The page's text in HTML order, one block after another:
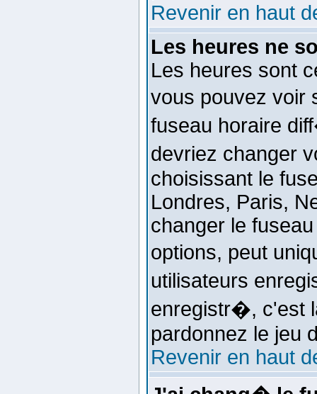
Revenir en haut
Les heures ne
Les heures sont
vous pouvez voir
fuseau horaire
devriez changer
choisissant le
Londres, Paris,
changer le
options, peut
utilisateurs
enregistr�, c'est
pardonnez le jeu
Revenir en haut